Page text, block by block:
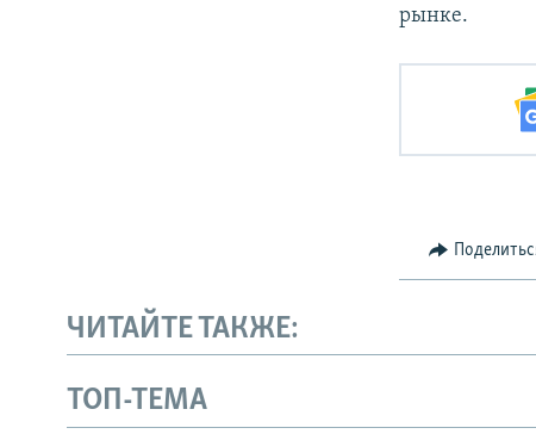
рынке.
ЧИТАЙТЕ ТАКЖЕ:
ТОП-ТЕМА